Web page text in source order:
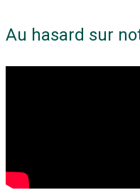
Au hasard sur